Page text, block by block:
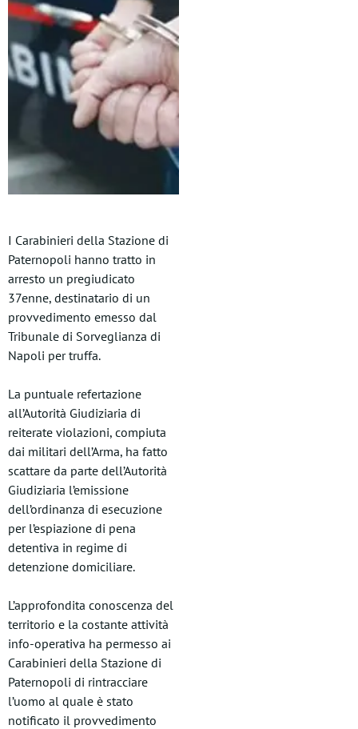
I Carabinieri della Stazione di
Paternopoli hanno tratto in
arresto un pregiudicato
37enne, destinatario di un
provvedimento emesso dal
Tribunale di Sorveglianza di
Napoli per truffa.
La puntuale refertazione
all’Autorità Giudiziaria di
reiterate violazioni, compiuta
dai militari dell’Arma, ha fatto
scattare da parte dell’Autorità
Giudiziaria l’emissione
dell’ordinanza di esecuzione
per l’espiazione di pena
detentiva in regime di
detenzione domiciliare.
L’approfondita conoscenza del
territorio e la costante attività
info-operativa ha permesso ai
Carabinieri della Stazione di
Paternopoli di rintracciare
l’uomo al quale è stato
notificato il provvedimento